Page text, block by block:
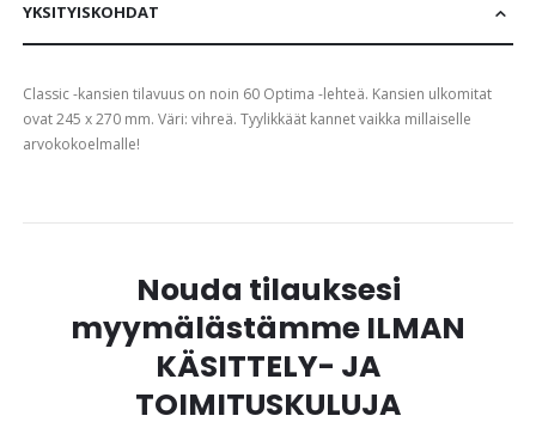
YKSITYISKOHDAT
Classic -kansien tilavuus on noin 60 Optima -lehteä. Kansien ulkomitat
ovat 245 x 270 mm. Väri: vihreä. Tyylikkäät kannet vaikka millaiselle
arvokokoelmalle!
Nouda tilauksesi
myymälästämme ILMAN
KÄSITTELY- JA
TOIMITUSKULUJA